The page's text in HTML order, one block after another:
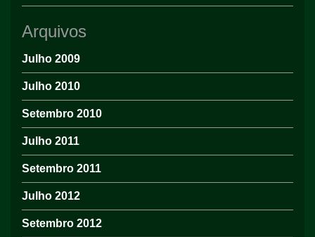
Arquivos
Julho 2009
Julho 2010
Setembro 2010
Julho 2011
Setembro 2011
Julho 2012
Setembro 2012